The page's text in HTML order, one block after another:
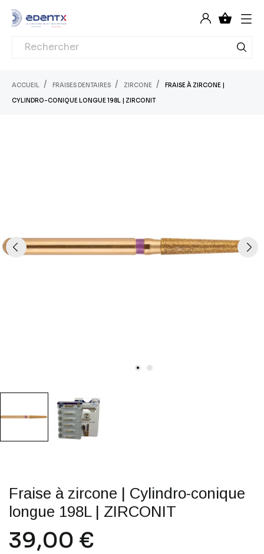

ACCUEIL FRAISES DENTAIRES ZIRCONE
FRAISE À ZIRCONE |
CYLINDRO-CONIQUE LONGUE 198L | ZIRCONIT
Fraise à zircone | Cylindro-conique
longue 198L | ZIRCONIT
39,00 €